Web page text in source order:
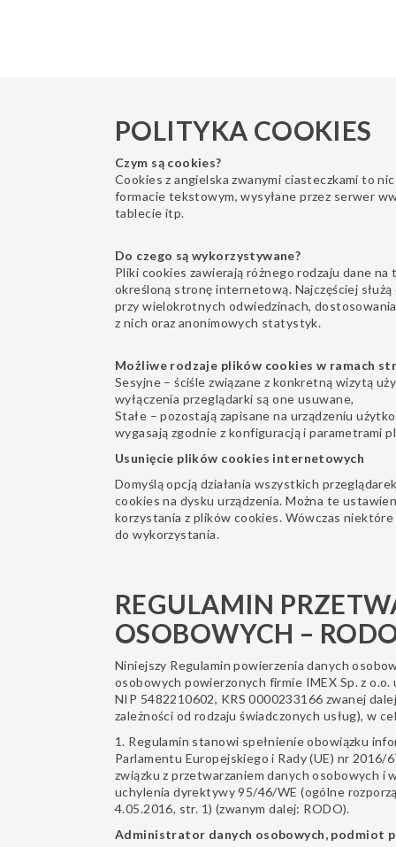
POLITYKA COOKIES
Czym są cookies?
Cookies z angielska zwanymi ciasteczkami to
formacie tekstowym, wysyłane przez serwer
tablecie itp.
Do czego są wykorzystywane?
Pliki cookies zawierają różnego rodzaju dane
określoną stronę internetową. Najczęściej
przy wielokrotnych odwiedzinach,
z nich oraz anonimowych statystyk.
Możliwe rodzaje plików cookies w ramach
Sesyjne – ściśle związane z konkretną wizytą
wyłączenia przeglądarki są one usuwane,
Stałe – pozostają zapisane na urządzeniu
wygasają zgodnie z konfiguracją i parametrami
Usunięcie plików cookies internetowych
Domyślą opcją działania wszystkich
cookies na dysku urządzenia. Można te
korzystania z plików cookies. Wówczas
do wykorzystania.
REGULAMIN
OSOBOWYCH –
Niniejszy Regulamin powierzenia danych
osobowych powierzonych firmie IMEX Sp. z
NIP 5482210602, KRS 0000233166 zwanej
zależności od rodzaju świadczonych usług), w
1. Regulamin stanowi spełnienie obowiązku
Parlamentu Europejskiego i Rady (UE) nr
związku z przetwarzaniem danych osobowych i
uchylenia dyrektywy 95/46/WE (ogólne
4.05.2016, str. 1) (zwanym dalej: RODO).
Administrator danych osobowych, podmiot